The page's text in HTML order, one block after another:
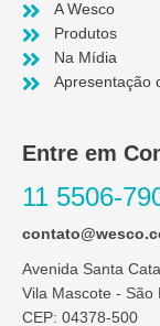
A Wesco
Produtos
Na Mídia
Apresentação
Entre em
11 5506-
Avenida Santa
Vila Mascote - São
CEP: 04378-500